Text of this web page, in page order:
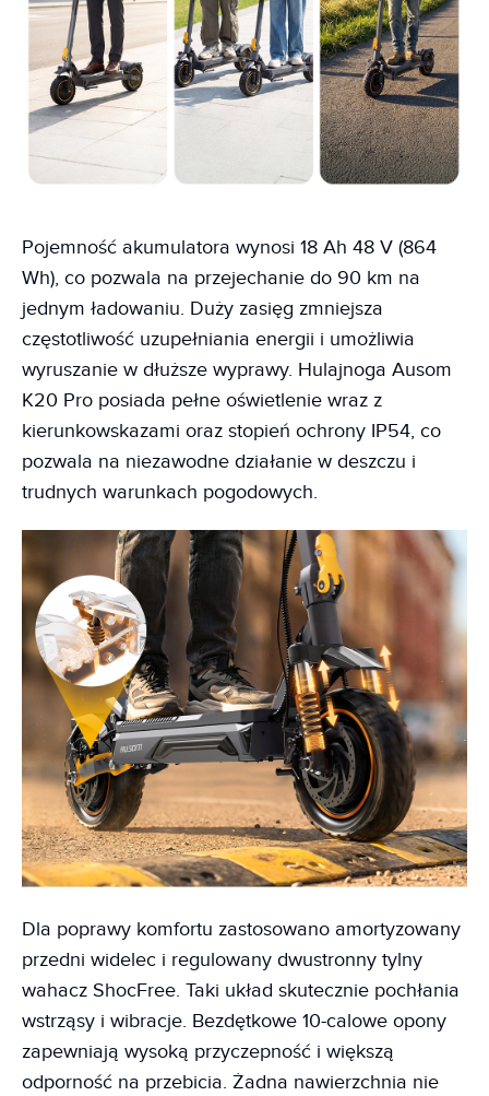
Pojemność akumulatora wynosi 18 Ah 48 V (864
Wh), co pozwala na przejechanie do 90 km na
jednym ładowaniu. Duży zasięg zmniejsza
częstotliwość uzupełniania energii i umożliwia
wyruszanie w dłuższe wyprawy. Hulajnoga Ausom
K20 Pro posiada pełne oświetlenie wraz z
kierunkowskazami oraz stopień ochrony IP54, co
pozwala na niezawodne działanie w deszczu i
trudnych warunkach pogodowych.
Dla poprawy komfortu zastosowano amortyzowany
przedni widelec i regulowany dwustronny tylny
wahacz ShocFree. Taki układ skutecznie pochłania
wstrząsy i wibracje. Bezdętkowe 10-calowe opony
zapewniają wysoką przyczepność i większą
odporność na przebicia. Żadna nawierzchnia nie